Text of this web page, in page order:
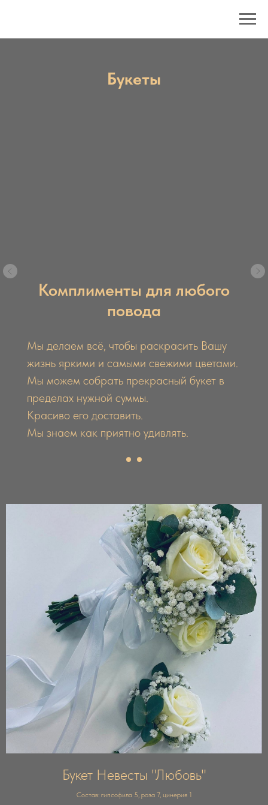
Букеты
Комплименты для любого
повода
Мы делаем всё, чтобы раскрасить Вашу
жизнь яркими и самыми свежими цветами.
Мы можем собрать прекрасный букет в
пределах нужной суммы.
Красиво его доставить.
Мы знаем как приятно удивлять.
Букет Невесты "Любовь"
Состав: гипсофила 5, роза 7, цинерия 1